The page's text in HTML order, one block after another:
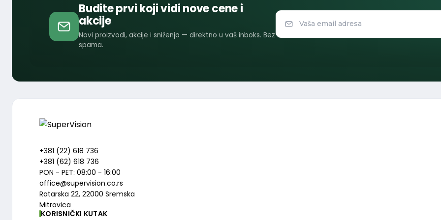
Budite prvi koji vidi nove cene i
akcije
Novi proizvodi, akcije i sniženja — direktno u vaš inboks. Bez
spama.
+381 (22) 618 736
+381 (62) 618 736
PON - PET: 08:00 - 16:00
office@supervision.co.rs
Ratarska 22, 22000 Sremska
Mitrovica
KORISNIČKI KUTAK